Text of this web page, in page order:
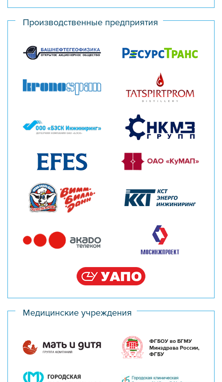
Производственные предприятия
Медицинские учреждения